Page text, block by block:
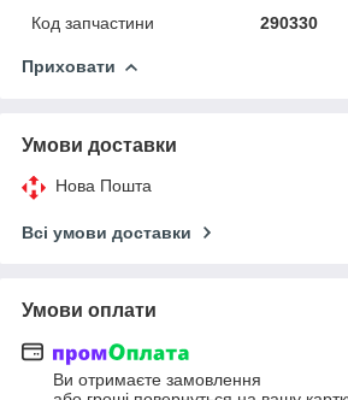
Код запчастини
290330
Приховати
Умови доставки
Нова Пошта
Всі умови доставки
Умови оплати
Ви отримаєте замовлення